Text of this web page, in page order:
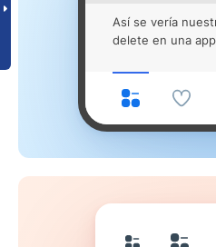
Así se vería
delete en una